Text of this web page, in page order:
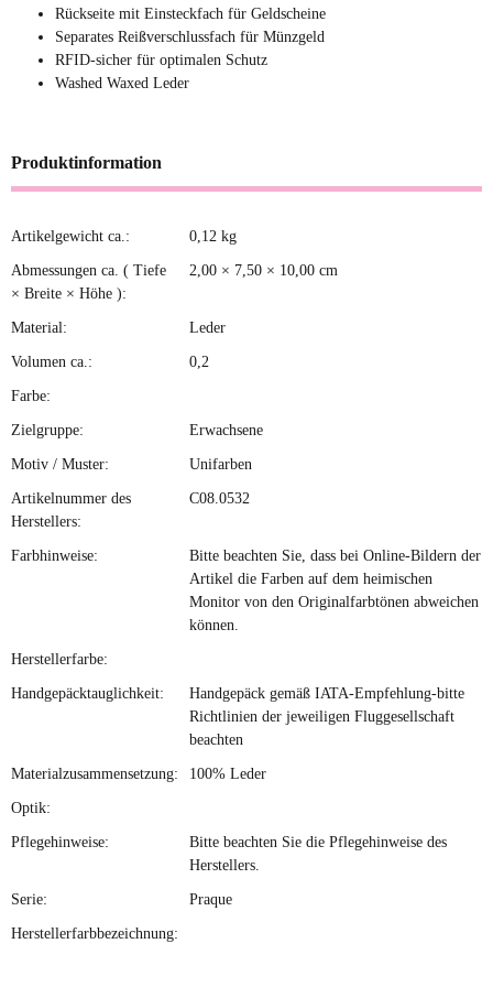
Rückseite mit Einsteckfach für Geldscheine
Separates Reißverschlussfach für Münzgeld
RFID-sicher für optimalen Schutz
Washed Waxed Leder
Produktinformation
Produkteigenschaft
Wert
Artikelgewicht ca.: 0,12 kg
Abmessungen ca. ( Tiefe
× Breite × Höhe ):
2,00 × 7,50 × 10,00 cm
Material: Leder
Volumen ca.: 0,2
Farbe:
Zielgruppe: Erwachsene
Motiv / Muster: Unifarben
Artikelnummer des
Herstellers:
C08.0532
Farbhinweise:
Bitte beachten Sie, dass bei Online-Bildern der
Artikel die Farben auf dem heimischen
Monitor von den Originalfarbtönen abweichen
können.
Herstellerfarbe:
Handgepäcktauglichkeit:
Handgepäck gemäß IATA-Empfehlung-bitte
Richtlinien der jeweiligen Fluggesellschaft
beachten
Materialzusammensetzung: 100% Leder
Optik:
Pflegehinweise:
Bitte beachten Sie die Pflegehinweise des
Herstellers.
Serie: Praque
Herstellerfarbbezeichnung: